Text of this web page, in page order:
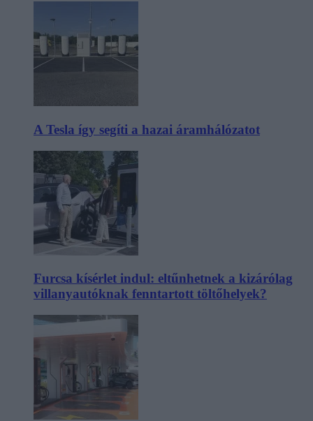
A Tesla így segíti a hazai áramhálózatot
Furcsa kísérlet indul: eltűnhetnek a kizárólag
villanyautóknak fenntartott töltőhelyek?